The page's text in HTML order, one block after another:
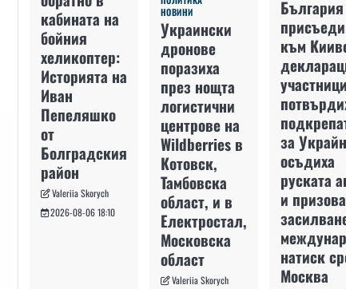
кабината на
бойния
хеликоптер:
Историята на
Иван
Пепеляшко
от
Болградския
район
Valeriia Skorych
2026-08-06 18:10
НОВИНИ
Украински
дронове
поразиха
през нощта
логистични
центрове на
Wildberries в
Котовск,
Тамбовска
област, и в
Електростал,
Московска
област
Valeriia Skorych
към
за
осъдиха
руската
и
натиск
Москва